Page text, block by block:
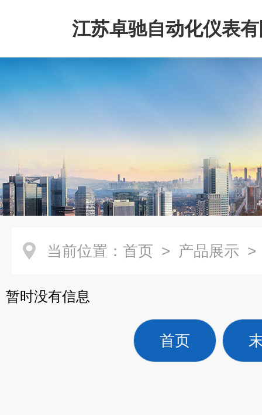
江苏卓驰自动化仪表
当前位置： 首页 > 产品展示
暂时没有信息
首页